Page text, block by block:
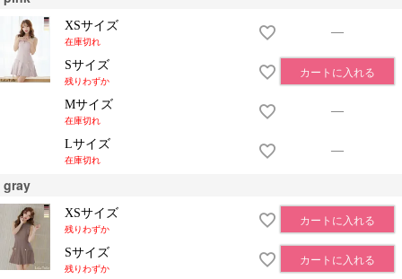
XSサイズ
在庫切れ
—
Sサイズ
残りわずか
カートに入れる
Mサイズ
在庫切れ
—
Lサイズ
在庫切れ
—
gray
XSサイズ
残りわずか
カートに入れる
Sサイズ
残りわずか
カートに入れる